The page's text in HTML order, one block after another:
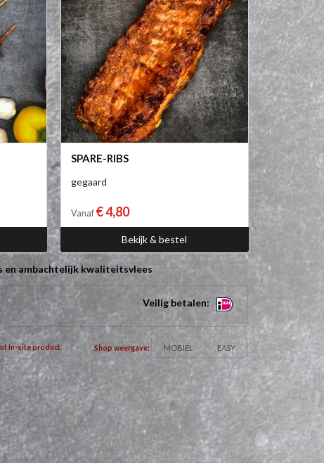
SPARE-RIBS
gegaard
Vanaf € 4,80
Bekijk & bestel
en ambachtelijk kwaliteitsvlees
Veilig betalen:
In-site product Shop weergave: MOBIEL EASY